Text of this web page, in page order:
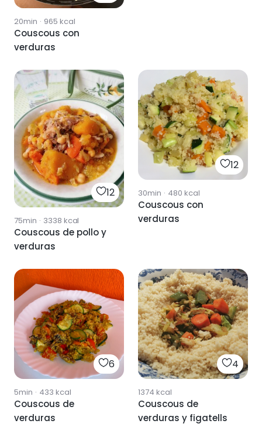
20min · 965 kcal
Couscous con
verduras
12
75min · 3338 kcal
Couscous de pollo y
verduras
12
30min · 480 kcal
Couscous con
verduras
6
5min · 433 kcal
Couscous de
verduras
4
1374 kcal
Couscous de
verduras y figatells